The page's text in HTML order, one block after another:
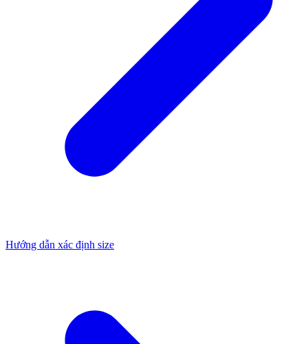
Hướng dẫn xác định size